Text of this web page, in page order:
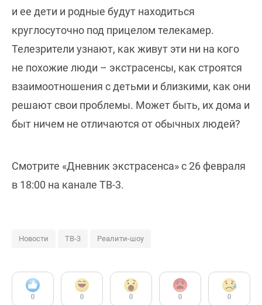
и ее дети и родные будут находиться
круглосуточно под прицелом телекамер.
Телезрители узнают, как живут эти ни на кого
не похожие люди – экстрасенсы, как строятся
взаимоотношения с детьми и близкими, как они
решают свои проблемы. Может быть, их дома и
быт ничем не отличаются от обычных людей?
Смотрите «Дневник экстрасенса» с 26 февраля
в 18:00 на канале ТВ-3.
Новости ТВ-3 Реалити-шоу
0 0 0 0 0